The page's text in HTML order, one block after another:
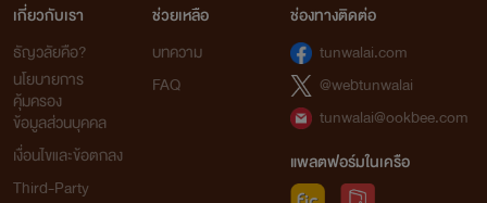
เกี่ยวกับเรา
ธัญวลัยคือ?
นโยบายการ
คุ้มครอง
ข้อมูลส่วนบุคคล
เงื่อนไขและข้อตกลง
Third-Party
ช่วยเหลือ
บทความ
FAQ
ช่องทางติดต่อ
tunwalai.com
@webtunwalai
tunwalai@ookbee.com
แพลตฟอร์มในเครือ